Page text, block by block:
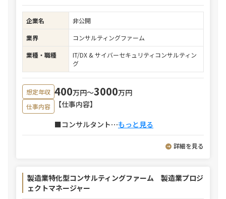
企業名
非公開
業界
コンサルティングファーム
業種・職種
IT/DX & サイバーセキュリティコンサルティン
グ
想定年収 400万円〜3000万円
仕事内容
【仕事内容】
■コンサルタント⋯もっと見る
詳細を見る
製造業特化型コンサルティングファーム 製造業プロジ
ェクトマネージャー